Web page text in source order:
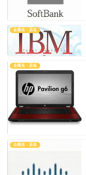
企業名・店名
企業名・店名
企業名・店名